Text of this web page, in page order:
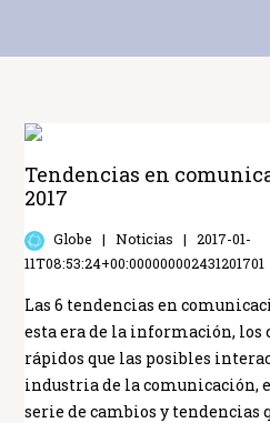
Tendencias en
2017
Globe Noticias
2017-01-
11T08:53:24+00:000000002431201701
Las 6 tendencias en
esta era de la información, los
rápidos que las posibles
industria de la comunicación,
serie de cambios y tendencias